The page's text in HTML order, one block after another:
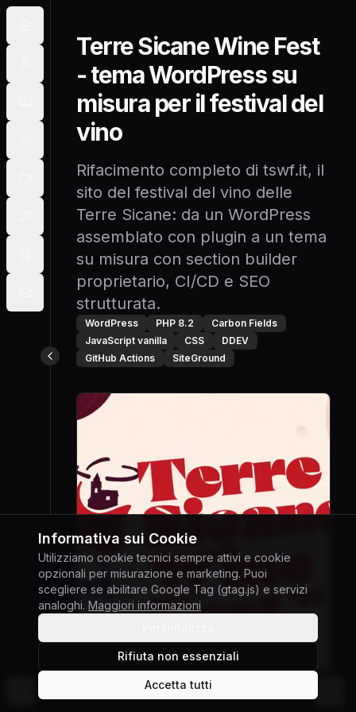
Cambia tema
Terre Sicane Wine Fest
- tema WordPress su
misura per il festival del
vino
Rifacimento completo di tswf.it, il
sito del festival del vino delle
Terre Sicane: da un WordPress
assemblato con plugin a un tema
su misura con section builder
proprietario, CI/CD e SEO
strutturata.
WordPress PHP 8.2
Carbon Fields
JavaScript vanilla
CSS
DDEV
GitHub Actions
SiteGround
Giuseppe Gabriele Di Chiara
Informativa sui Cookie
Utilizziamo cookie tecnici sempre attivi e cookie
opzionali per misurazione e marketing. Puoi
scegliere se abilitare Google Tag (gtag.js) e servizi
analoghi. Maggiori informazioni
Rifiuta non essenziali
Accetta tutti